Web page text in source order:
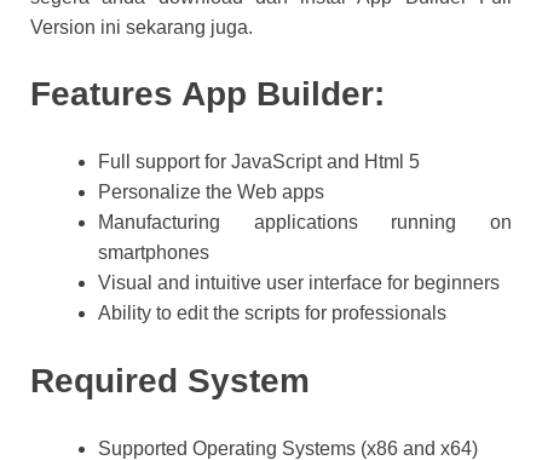
Version ini sekarang juga.
Features App Builder:
Full support for JavaScript and Html 5
Personalize the Web apps
Manufacturing applications running on
smartphones
Visual and intuitive user interface for beginners
Ability to edit the scripts for professionals
Required System
Supported Operating Systems (x86 and x64)